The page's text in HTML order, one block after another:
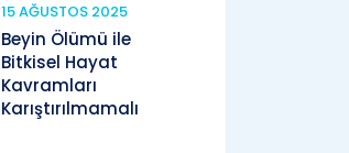
15 AĞUSTOS 2025
Beyin Ölümü ile
Bitkisel Hayat
Kavramları
Karıştırılmamalı